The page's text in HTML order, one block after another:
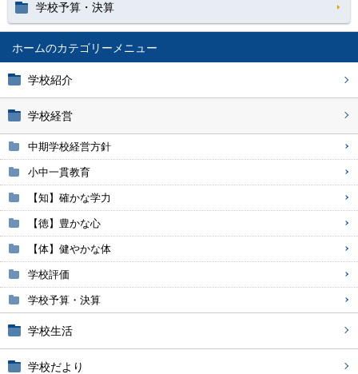
ホーム
学校紹介
学校経営
中期学校経営方針
小中一貫教育
【知】確かな学力
【徳】豊かな心
【体】健やかな体
学校評価
学校予算・決算
学校生活
学校だより
学校予算・決算